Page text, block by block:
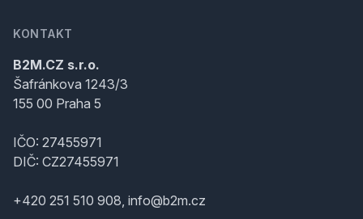
KONTAKT
B2M.CZ s.r.o.
Šafránkova 1243/3
155 00 Praha 5
IČO: 27455971
DIČ: CZ27455971
+420 251 510 908, info@b2m.cz